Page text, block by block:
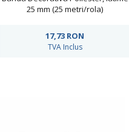
25 mm (25 metri/rola)
17,73 RON
TVA Inclus